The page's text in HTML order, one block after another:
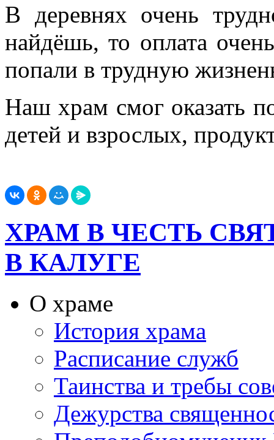
В деревнях очень
найдёшь, то оплата
попали в трудную
Наш храм смог оказать
детей и взрослых,
ХРАМ В ЧЕСТЬ
В КАЛУГЕ
О храме
История храма
Расписание служб
Таинства и требы
Дежурства